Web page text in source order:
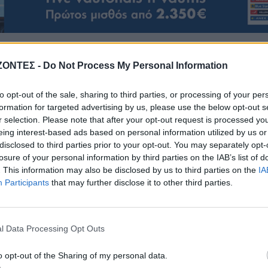
- Do Not Process My Personal Information
opt-out of the sale, sharing to third parties, or processing of your
for targeted advertising by us, please use the below opt-out
selection. Please note that after your opt-out request is processed
interest-based ads based on personal information utilized by us
to third parties prior to your opt-out. You may separately
of your personal information by third parties on the IAB’s list of
This information may also be disclosed by us to third parties on the
Participants that may further disclose it to other third parties.
Data Processing Opt Outs
opt-out of the Sharing of my personal data.
ΓΕΎΣΗ - ΨΥΧΑΓΩΓΊΑ
του Σωτήρος:
τρώνε ψάρι όσοι
νηστεύουν
6 Αυγούστου 2026
ΓΕΎΣΗ - ΨΥΧΑΓΩΓΊΑ
ΔΉΜΟΣ ΚΙΣΆΜΟΥ
Κίσαμος: Πλήθος κόσμου
“Γιορτή Ντομάτας”
Πλάτανο
6 Αυγούστου 2026